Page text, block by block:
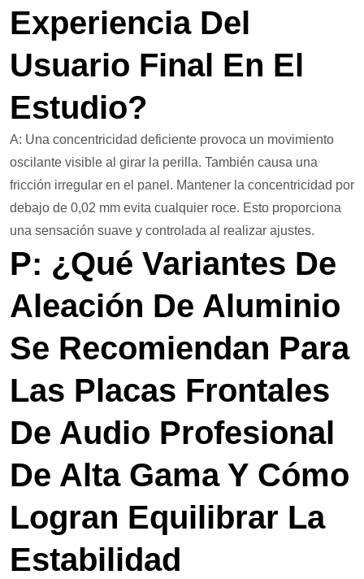
Experiencia Del
Usuario Final En El
Estudio?
A: Una concentricidad deficiente provoca un movimiento
oscilante visible al girar la perilla. También causa una
fricción irregular en el panel. Mantener la concentricidad por
debajo de 0,02 mm evita cualquier roce. Esto proporciona
una sensación suave y controlada al realizar ajustes.
P: ¿Qué Variantes De
Aleación De Aluminio
Se Recomiendan Para
Las Placas Frontales
De Audio Profesional
De Alta Gama Y Cómo
Logran Equilibrar La
Estabilidad